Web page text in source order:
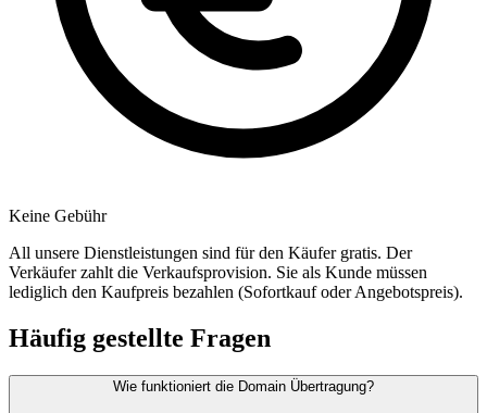
Keine Gebühr
All unsere Dienstleistungen sind für den Käufer gratis. Der
Verkäufer zahlt die Verkaufsprovision. Sie als Kunde müssen
lediglich den Kaufpreis bezahlen (Sofortkauf oder Angebotspreis).
Häufig gestellte Fragen
Wie funktioniert die Domain Übertragung?